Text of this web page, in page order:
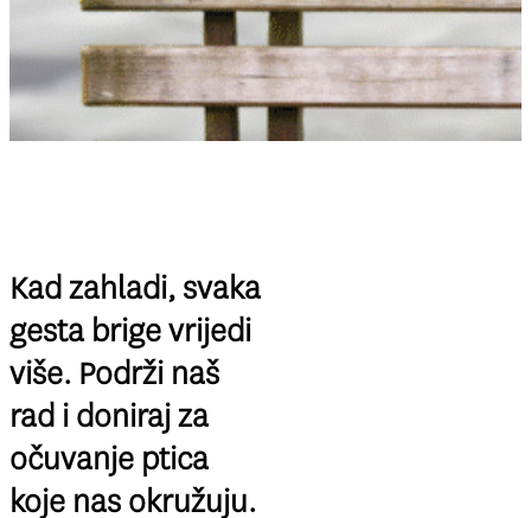
Kad zahladi, svaka
gesta brige vrijedi
više. Podrži naš
rad i doniraj za
očuvanje ptica
koje nas okružuju.